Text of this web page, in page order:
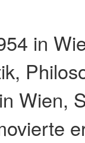
in
Wien,